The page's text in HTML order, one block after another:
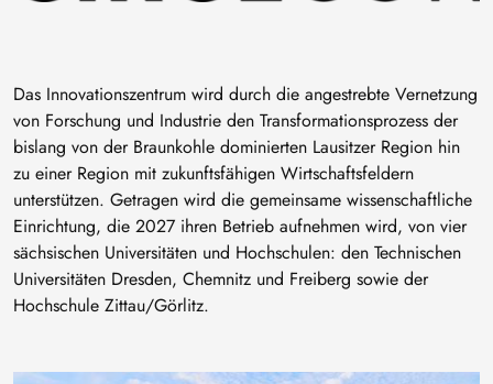
Das Innovationszentrum wird durch die angestrebte Vernetzung
von Forschung und Industrie den Transformationsprozess der
bislang von der Braunkohle dominierten Lausitzer Region hin
zu einer Region mit zukunftsfähigen Wirtschaftsfeldern
unterstützen. Getragen wird die gemeinsame wissenschaftliche
Einrichtung, die 2027 ihren Betrieb aufnehmen wird, von vier
sächsischen Universitäten und Hochschulen: den Technischen
Universitäten Dresden, Chemnitz und Freiberg sowie der
Hochschule Zittau/Görlitz.